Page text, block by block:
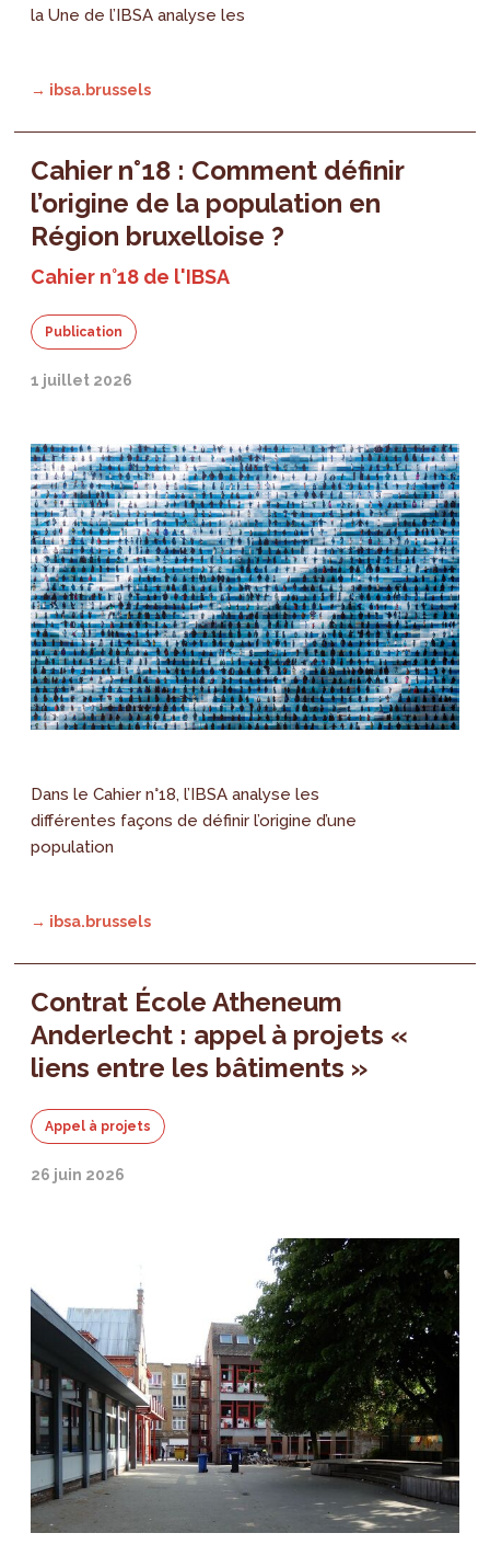
la Une de l’IBSA analyse les
→ ibsa.brussels
Cahier n°18 : Comment définir
l’origine de la population en
Région bruxelloise ?
Cahier n°18 de l'IBSA
Publication
1 juillet 2026
Dans le Cahier n°18, l’IBSA analyse les
différentes façons de définir l’origine d’une
population
→ ibsa.brussels
Contrat École Atheneum
Anderlecht : appel à projets «
liens entre les bâtiments »
Appel à projets
26 juin 2026